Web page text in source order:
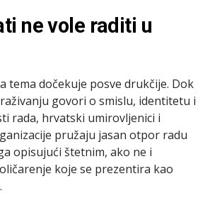
ne vole raditi u
tema dočekuje posve drukčije. Dok
govori o smislu, identitetu i
rada, hrvatski umirovljenici i
pružaju jasan otpor radu
opisujući štetnim, ako ne i
koje se prezentira kao